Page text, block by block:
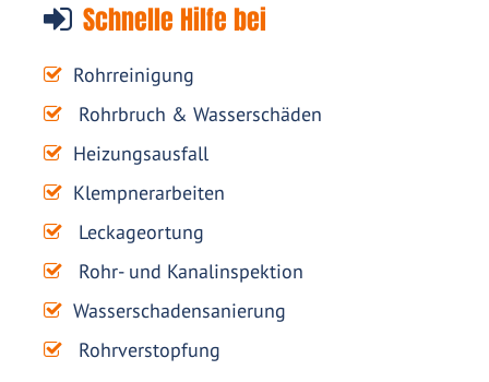
Schnelle Hilfe bei
Rohrreinigung
Rohrbruch & Wasserschäden
Heizungsausfall
Klempnerarbeiten
Leckageortung
Rohr- und Kanalinspektion
Wasserschadensanierung
Rohrverstopfung